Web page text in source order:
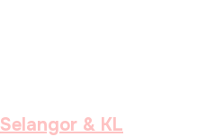
Selangor & KL